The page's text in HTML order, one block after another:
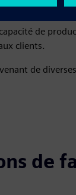
rentable
de
clients.
de
de